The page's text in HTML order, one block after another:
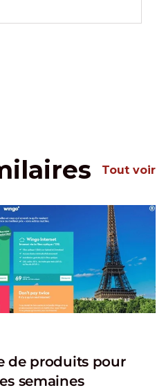
Tout voir
de produits pour
semaines